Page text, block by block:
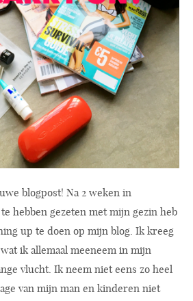
blogpost! Na 2 weken in
hebben gezeten met mijn gezin heb
up te doen op mijn blog. Ik kreeg
ik allemaal meeneem in mijn
vlucht. Ik neem niet eens zo heel
van mijn man en kinderen niet